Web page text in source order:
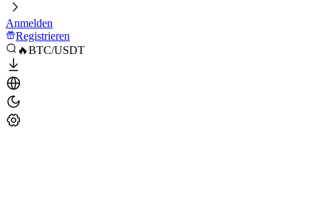
Anmelden
Registrieren
🔥BTC/USDT